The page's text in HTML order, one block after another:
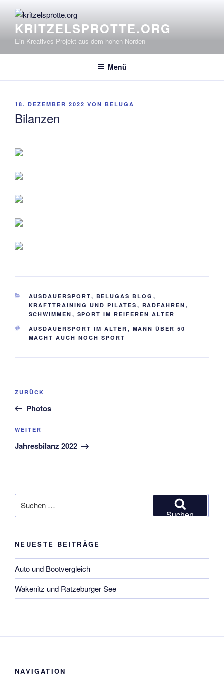
Inhalt
springenKRITZELSPROTTE.ORG
Ein Kreatives Projekt aus dem hohen Norden
Menü
VERÖFFENTLICHT
18. DEZEMBER 2022 VON BELUGA
Bilanzen
KATEGORIEN
AUSDAUERSPORT, BELUGAS BLOG ,
KRAFTTRAINING UND PILATES , RADFAHREN ,
SCHWIMMEN , SPORT IM REIFEREN ALTER
SCHLAGWÖRTER
AUSDAUERSPORT IM ALTER , MANN ÜBER 50
MACHT AUCH NOCH SPORT
Beitragsnavigation
Vorheriger
Beitrag
ZURÜCK
Photos
Nächster
Beitrag
WEITER
Jahresbilanz 2022
nach:
Suchen
NEUESTE BEITRÄGE
Auto und Bootvergleich
Wakenitz und Ratzeburger See
NAVIGATION